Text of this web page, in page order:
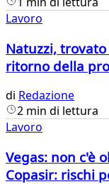
Lavoro
Natuzzi,
ritorno della
di Redazione
2 min di lettura
Lavoro
Vegas: non c'è
Copasir: rischi